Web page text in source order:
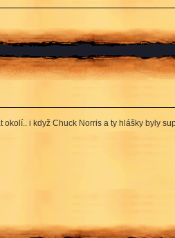
i když Chuck Norris a ty hlášky byly